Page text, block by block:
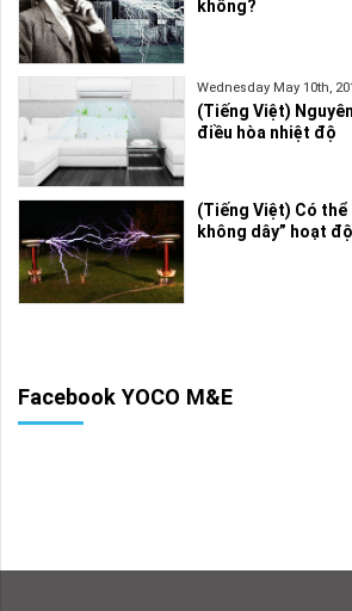
không?
Wednesday May 10th,
(Tiếng Việt)
điều hòa nhiệt độ
(Tiếng Việt) Có thể
không dây” hoạt
Facebook YOCO M&E